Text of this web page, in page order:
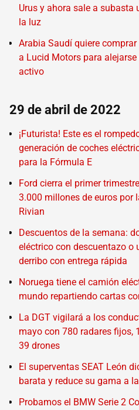
Urus y ahora sale a subasta
la luz
Arabia Saudí quiere
a Lucid Motors para
activo
29 de abril de 2022
¡Futurista! Este es el
generación de coches
para la Fórmula E
Ford cierra el primer
3.000 millones de euros por
Rivian
Descuentos de la semana:
eléctrico con descuentazo o
derribo con entrega rápida
Noruega tiene el camión
mundo repartiendo cartas
La DGT vigilará a los
mayo con 780 radares
39 drones
El superventas SEAT León
barata y reduce su gama a
Probamos el BMW Serie 2